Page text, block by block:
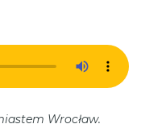
Wrocław.